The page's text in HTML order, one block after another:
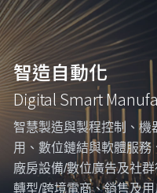
智造自動化
Digital Smart
智慧製造與製程控制、機
用、數位鏈結與軟體服務
廠房設備/數位廣告及社
轉型/跨境電商、銷售及